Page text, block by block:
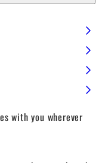
with you wherever